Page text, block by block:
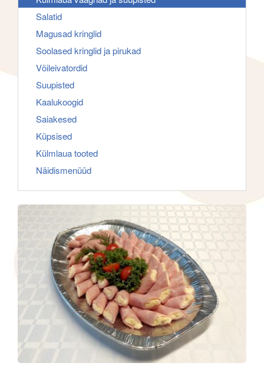
g
f
Salatid
Magusad kringlid
Soolased kringlid ja pirukad
Võileivatordid
Suupisted
Kaalukoogid
Saiakesed
Küpsised
Külmlaua tooted
Näidismenüüd